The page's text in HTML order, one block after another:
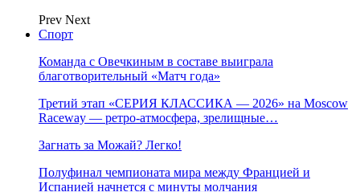
Prev Next
Спорт
Команда с Овечкиным в составе выиграла
благотворительный «Матч года»
Третий этап «СЕРИЯ КЛАССИКА — 2026» на Moscow
Raceway — ретро‑атмосфера, зрелищные…
Загнать за Можай? Легко!
Полуфинал чемпионата мира между Францией и
Испанией начнется с минуты молчания